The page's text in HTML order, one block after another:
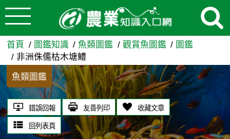
跳到主要內容
非洲侏儒枯木塘鱧 - 農業知
首頁 圖鑑知識 魚類圖鑑 觀賞魚圖鑑
圖鑑
非洲侏儒枯木塘鱧
魚類圖鑑
錯誤回報 友善列印 收藏文章
回列表頁